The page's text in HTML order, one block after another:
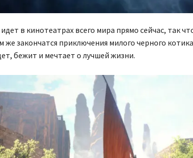
идет в кинотеатрах всего мира прямо сейчас, так
же закончатся приключения милого черного
бежит и мечтает о лучшей жизни.